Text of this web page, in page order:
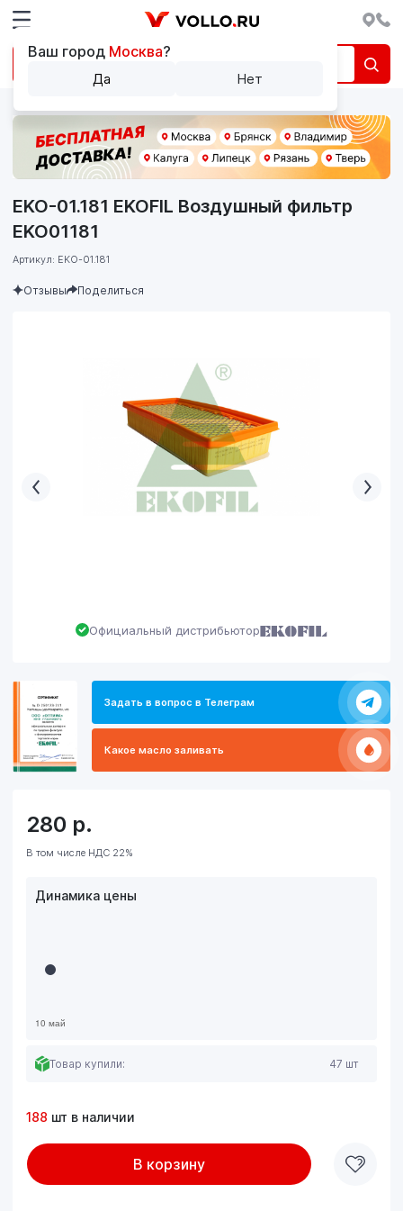
Официальный дистрибьютор
Задать в вопрос в Телеграм
Какое масло заливать
EKO-01.181 EKOFIL Воздушный фильтр
EKO01181
Артикул: EKO-01.181
Отзывы Поделиться
280 р.
В том числе НДС 22%
Динамика цены
Товар купили: 47 шт
188 шт в наличии
В корзину
Ваш город Москва?
Да Нет